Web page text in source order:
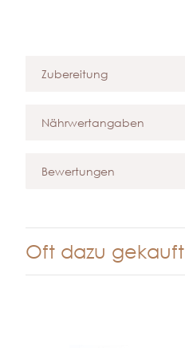
Zubereitung
Nährwertangaben
Bewertungen
Oft dazu gekauft